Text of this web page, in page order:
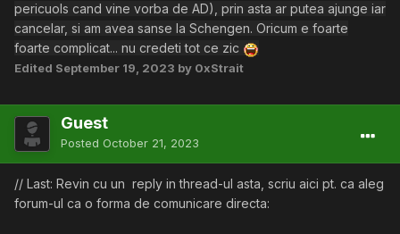
pericuols cand vine vorba de AD), prin asta ar putea ajunge iar
cancelar, si am avea sanse la Schengen. Oricum e foarte
foarte complicat... nu credeti tot ce zic
Edited September 19, 2023 by 0xStrait
Guest
Posted October 21, 2023
// Last: Revin cu un reply in thread-ul asta, scriu aici pt. ca aleg
forum-ul ca o forma de comunicare directa: